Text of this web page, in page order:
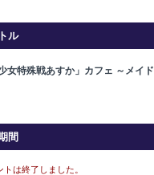
ル
少女特殊戦あすか」カフェ ～メイ
間
は終了しました。